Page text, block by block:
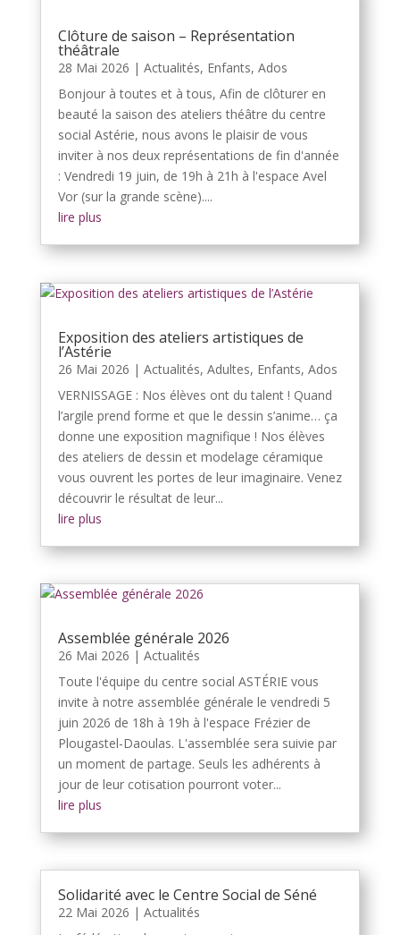
Clôture de saison – Représentation
théâtrale
28 Mai 2026 | Actualités, Enfants, Ados
Bonjour à toutes et à tous, Afin de clôturer en
beauté la saison des ateliers théâtre du centre
social Astérie, nous avons le plaisir de vous
inviter à nos deux représentations de fin d'année
: Vendredi 19 juin, de 19h à 21h à l'espace Avel
Vor (sur la grande scène)....
lire plus
Exposition des ateliers artistiques de
l’Astérie
26 Mai 2026 | Actualités, Adultes, Enfants, Ados
VERNISSAGE : Nos élèves ont du talent ! Quand
l’argile prend forme et que le dessin s’anime… ça
donne une exposition magnifique ! Nos élèves
des ateliers de dessin et modelage céramique
vous ouvrent les portes de leur imaginaire. Venez
découvrir le résultat de leur...
lire plus
Assemblée générale 2026
26 Mai 2026 | Actualités
Toute l'équipe du centre social ASTÉRIE vous
invite à notre assemblée générale le vendredi 5
juin 2026 de 18h à 19h à l'espace Frézier de
Plougastel-Daoulas. L'assemblée sera suivie par
un moment de partage. Seuls les adhérents à
jour de leur cotisation pourront voter...
lire plus
Solidarité avec le Centre Social de Séné
22 Mai 2026 | Actualités